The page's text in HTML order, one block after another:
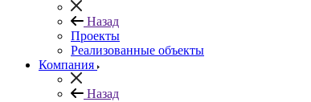
Назад
Проекты
Реализованные объекты
Компания
Назад